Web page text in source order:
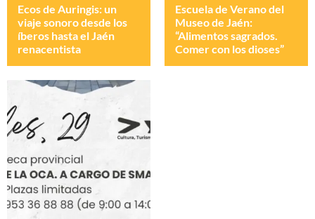
Ecos de Auringis: un
viaje sonoro desde los
íberos hasta el Jaén
renacentista
Escuela de Verano del
Museo de Jaén:
“Alimentos sagrados.
Comer con los dioses”